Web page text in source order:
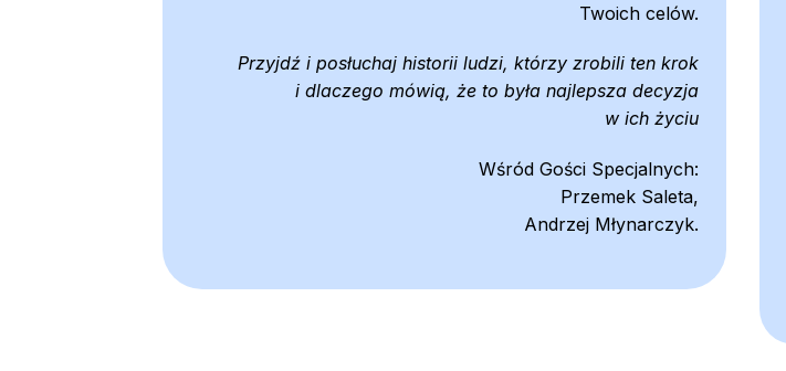
Twoich celów.
Przyjdź i posłuchaj historii ludzi, którzy zrobili ten krok
i dlaczego mówią, że to była najlepsza decyzja
w ich życiu
Wśród Gości Specjalnych:
Przemek Saleta,
Andrzej Młynarczyk.